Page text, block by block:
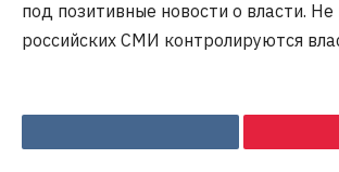
под позитивные новости о власти.
российских СМИ контролируются